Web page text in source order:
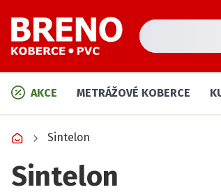
AKCE METRÁŽOVÉ KOBERCE
Sintelon
Sintelon